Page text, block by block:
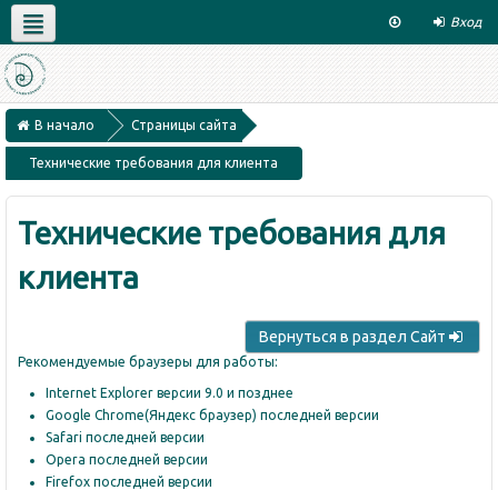
Вход
Русский ‎(ru)‎
Техподдержка
Контакты
В начало
Страницы сайта
Технические требования для клиента
Технические требования для
клиента
Вернуться в раздел Сайт
Рекомендуемые браузеры для работы:
Internet Explorer версии 9.0 и позднее
Google Chrome(Яндекс браузер) последней версии
Safari последней версии
Opera последней версии
Firefox последней версии